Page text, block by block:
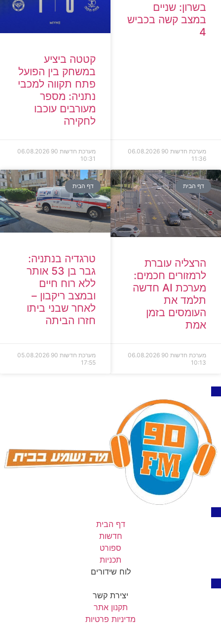
בשרון: שניים
במצב קשה בכביש
4
מערכת חדשות 90
06.08.2026
11:36
קטטה ביציע
במשחק בין הפועל
פתח תקווה למכבי
נתניה: מספר
מעורבים עוכבו
לחקירה
מערכת חדשות 90
06.08.2026
10:31
דף הבית
הרצליה עוברת
לרמזורים חכמים:
מערכת AI חדשה
תלמד את
העומסים בזמן
אמת
מערכת חדשות 90
06.08.2026
10:13
דף הבית
טרגדיה בנתניה:
גבר בן 53 אותר
ללא רוח חיים
ובמצב ריקבון –
לאחר שבני ביתו
חזרו הביתה
מערכת חדשות 90
05.08.2026
17:55
דף הבית
חדשות
ספורט
תכניות
לוח שידורים
יצירת קשר
תקנון אתר
מדיניות פרטיות